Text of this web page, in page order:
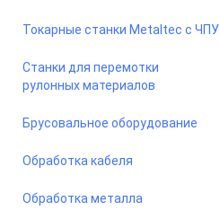
Токарные станки Metaltec с ЧПУ
Станки для перемотки
рулонных материалов
Брусовальное оборудование
Обработка кабеля
Обработка металла